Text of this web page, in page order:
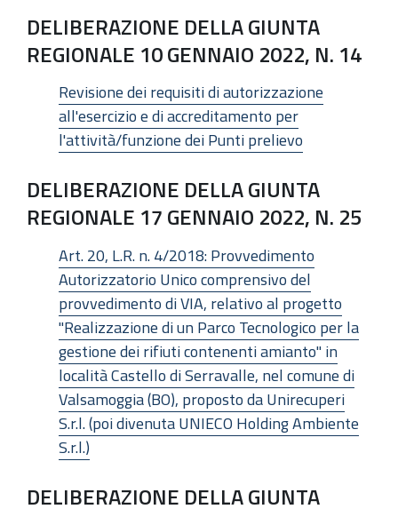
DELIBERAZIONE DELLA GIUNTA
REGIONALE 10 GENNAIO 2022, N. 14
Revisione dei requisiti di autorizzazione
all'esercizio e di accreditamento per
l'attività/funzione dei Punti prelievo
DELIBERAZIONE DELLA GIUNTA
REGIONALE 17 GENNAIO 2022, N. 25
Art. 20, L.R. n. 4/2018: Provvedimento
Autorizzatorio Unico comprensivo del
provvedimento di VIA, relativo al progetto
"Realizzazione di un Parco Tecnologico per la
gestione dei rifiuti contenenti amianto" in
località Castello di Serravalle, nel comune di
Valsamoggia (BO), proposto da Unirecuperi
S.r.l. (poi divenuta UNIECO Holding Ambiente
S.r.l.)
DELIBERAZIONE DELLA GIUNTA